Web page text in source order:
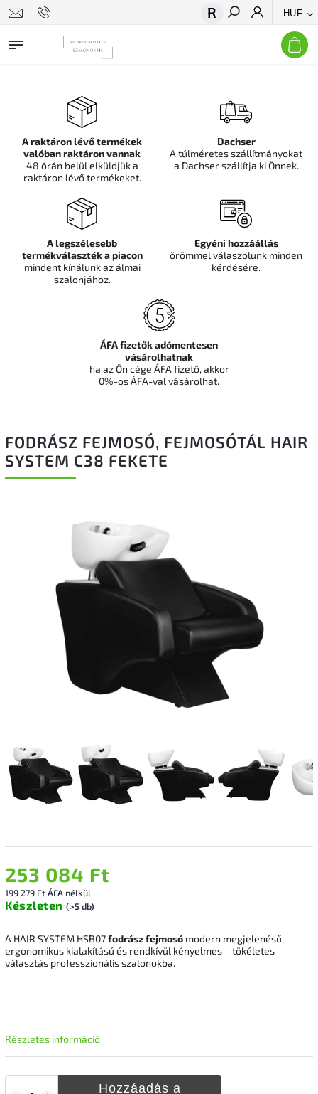
HUF
Keresés
FODRÁSZ FEJMOSÓ, FEJMOSÓTÁL HAIR
SYSTEM C38 FEKETE
253 084 Ft
199 279 Ft ÁFA nélkül
Készleten (>5 db)
Hozzáadás a
A HAIR SYSTEM HSB07fodrász fejmosó modern megjelenésű,
ergonomikus kialakítású és rendkívül kényelmes – tökéletes
választás professzionális szalonokba.
Részletes információ
A raktáron lévő termékek
valóban raktáron vannak
48 órán belül elküldjük a
raktáron lévő termékeket.
Dachser
A túlméretes szállítmányokat
a Dachser szállítja ki Önnek.
A legszélesebb
termékválaszték a piacon
mindent kínálunk az álmai
szalonjához.
Egyéni hozzáállás
örömmel válaszolunk minden
kérdésére.
ÁFA fizetők adómentesen
vásárolhatnak
ha az Ön cége ÁFA fizető, akkor
0%-os ÁFA-val vásárolhat.